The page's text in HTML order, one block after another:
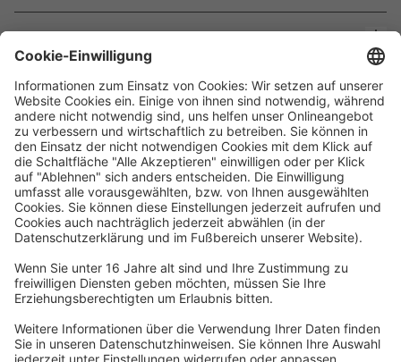
Waskönig+Walter
Kabel-Werk GmbH u. Co. KG
Ostermoorstraße 77
26683 Saterland
Fax +49 4498 88-900
info[att]waskoenig.de
Folgen Sie uns: